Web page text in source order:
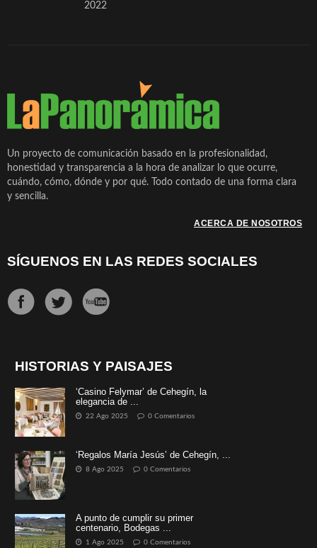
2022
Un proyecto de comunicación basado en la profesionalidad,
honestidad y transparencia a la hora de analizar lo que ocurre,
cuándo, cómo, dónde y por qué. Todo contado de una forma clara
y sencilla.
ACERCA DE NOSOTROS
SÍGUENOS EN LAS REDES SOCIALES
HISTORIAS Y PAISAJES
‘Casino Felymar’ de Cehegín, la
elegancia de ...
22 Ago 2025 0 Comentarios
‘Regalos María Jesús’ de Cehegín, ...
8 Ago 2025 0 Comentarios
A punto de cumplir su primer
centenario, Bodegas ...
1 Ago 2025 0 Comentarios